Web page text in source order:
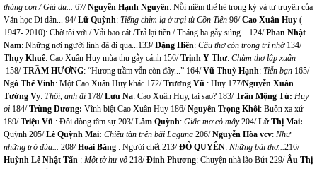
tháng con / Giả dụ... 67/Nguyễn Hạnh Nguyên: Nỗi niềm thế hệ trong ký và tự truyện của
Văn học Di dân... 94/Lữ Quỳnh: Tiếng chim lạ ở trại tù Cồn Tiên 96/Cao Xuân Huy (
1947- 2010): Chờ tôi với / Vải bao cát /Trả lại tiền / Tháng ba gẫy súng... 124/Phan Nhật
Nam: Những nơi người lính đã đi qua...133/Đặng Hiền: Câu thơ còn trong trí nhớ134/
Thụy Khuê: Cao Xuân Huy mùa thu gẫy cánh 156/Trịnh Y Thư: Chùm thơ lập xuân
158/TRẦM HƯƠNG: “Hương trầm vẫn còn đây...” 164/Vũ Thuỳ Hạnh: Tiễn bạn 165/
Ngô Thế Vinh: Một Cao Xuân Huy khác 172/Trương Vũ : Huy 177/Nguyễn Xuân
Tường Vy: Thôi, anh đi 178/Lưu Na: Cao Xuân Huy, tại sao? 183/Trần Mộng Tú: Huy
ơi 184/Trùng Dương: Vĩnh biệt Cao Xuân Huy 186/Nguyễn Trọng Khôi: Buồn xa xứ
189/Triệu Vũ : Đôi dòng tâm sự 203/Lâm Quỳnh: Giấc mơ cỏ mây204/Lữ Thị Mai:
Quỳnh 205/Lê Quỳnh Mai: Chiều tàn trên bãi Laguna 206/Nguyễn Hòa vcv: Như
những trò đùa... 208/Hoài Băng : Người chết 213/ĐỖ QUYÊN: Những bài thơ...216/
Huỳnh Lê Nhật Tấn : Một tờ hư vô 218/Đinh Phương: Chuyện nhà lão Bứt 229/Âu Thị